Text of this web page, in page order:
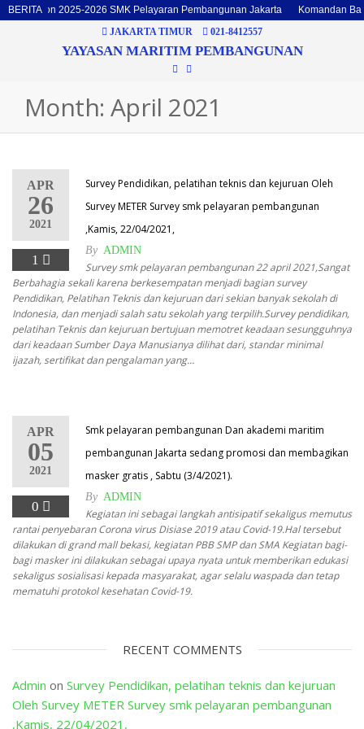
BERITA
Batalyon 2025-2026 SMK Pelayaran Pembangunan Jakarta
Komandan
JAKARTA TIMUR
021-8412557
YAYASAN MARITIM PEMBANGUNAN
Month: April 2021
APR
26
2021
1
Survey Pendidikan, pelatihan teknis dan kejuruan Oleh
Survey METER Survey smk pelayaran pembangunan
,Kamis, 22/04/2021,
By ADMIN
Survey smk pelayaran pembangunan 22 april 2021,Sangat
Berbahagia sekali karena berkesempatan menjadi bagian survey
Pendidikan, Pelatihan Teknis dan kejuruan dari sekian banyak sekolah di
Indonesia, dan menjadi salah satu sekolah yang terpilih.Survey pendidikan,
pelatihan Teknis dan kejuruan bertujuan memotret keadaan sesungguhnya
dari keadaan Sumber Daya Manusianya dilihat dari, standar minimal
ijazah, sertifikat dan pengalaman yang…
APR
05
2021
0
Smk pelayaran pembangunan Dan akademi maritim
pembangunan Jakarta sedang promosi dan membagikan
masker gratis , Sabtu (3/4/2021).
By ADMIN
Kegiatan ini sebagai langkah antisipatif sekaligus memutus
rantai penyebaran Corona virus Disiase 2019 atau Covid-19.Hal tersebut
dilakukan di grand mall bekasi, kegiatan PBB SMP dan SMA Kegiatan bagi-
bagi masker ini dilakukan sebagai upaya nyata untuk memberikan edukasi
sekaligus sosialisasi kepada masyarakat, agar selalu waspada dan tetap
mematuhi protokol kesehatan Covid-19.
RECENT COMMENTS
Admin on Survey Pendidikan, pelatihan teknis dan kejuruan
Oleh Survey METER Survey smk pelayaran pembangunan
,Kamis, 22/04/2021,